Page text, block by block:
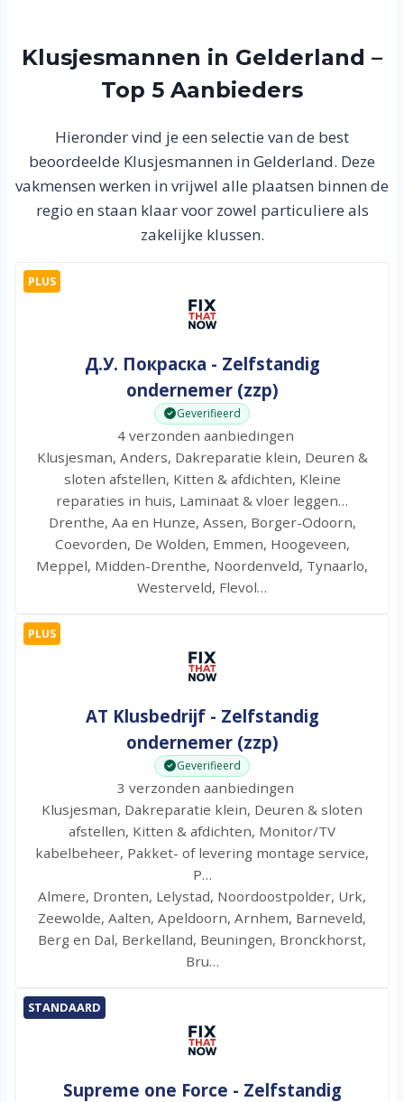
Klusjesmannen in Gelderland –
Top 5 Aanbieders
Hieronder vind je een selectie van de best
beoordeelde Klusjesmannen in Gelderland. Deze
vakmensen werken in vrijwel alle plaatsen binnen de
regio en staan klaar voor zowel particuliere als
zakelijke klussen.
PLUS
Д.У. Покраска - Zelfstandig
ondernemer (zzp)
Geverifieerd
4 verzonden aanbiedingen
Klusjesman, Anders, Dakreparatie klein, Deuren &
sloten afstellen, Kitten & afdichten, Kleine
reparaties in huis, Laminaat & vloer leggen…
Drenthe, Aa en Hunze, Assen, Borger-Odoorn,
Coevorden, De Wolden, Emmen, Hoogeveen,
Meppel, Midden-Drenthe, Noordenveld, Tynaarlo,
Westerveld, Flevol…
PLUS
AT Klusbedrijf - Zelfstandig
ondernemer (zzp)
Geverifieerd
3 verzonden aanbiedingen
Klusjesman, Dakreparatie klein, Deuren & sloten
afstellen, Kitten & afdichten, Monitor/TV
kabelbeheer, Pakket- of levering montage service,
P…
Almere, Dronten, Lelystad, Noordoostpolder, Urk,
Zeewolde, Aalten, Apeldoorn, Arnhem, Barneveld,
Berg en Dal, Berkelland, Beuningen, Bronckhorst,
Bru…
STANDAARD
Supreme one Force - Zelfstandig